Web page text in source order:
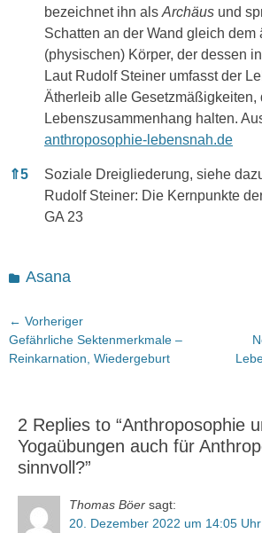
bezeichnet ihn als Archäus und
Schatten an der Wand gleich dem
(physischen) Körper, der dessen
Laut Rudolf Steiner umfasst der
Ätherleib alle Gesetzmäßigkeiten,
Lebenszusammenhang halten.
anthroposophie-lebensnah.de
⇑5
Soziale Dreigliederung, siehe
Rudolf Steiner: Die Kernpunkte
GA 23
Kategorien
Asana
Beitragsnavigation
← Vorheriger
Vorheriger
Beitrag:
Gefährliche Sektenmerkmale –
Reinkarnation, Wiedergeburt
Beitrag:
2 Replies to “Anthroposophie
Yogaübungen auch für
sinnvoll?”
Thomas Böer sagt:
20. Dezember 2022 um 14:05 Uhr